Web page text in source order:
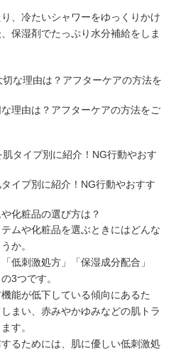
、冷たいシャワーをゆっくりかけ
保湿剤でたっぷり水分補給をしま
理由は？アフターケアの方法をご
イプ別に紹介！NG行動やおすす
化粧品の選び方は？
ムや化粧品を選ぶときにはどんな
か。
「低刺激処方」「保湿成分配合」
3つです。
能が低下している傾向にあるた
まい、 赤みやかゆみなどの肌トラ
す。
るためには、
肌に優しい低刺激処